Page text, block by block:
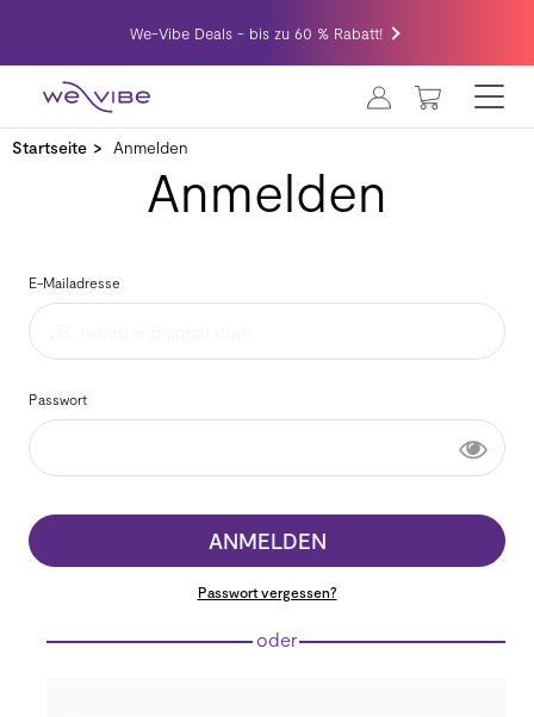
We-Vibe Deals - bis zu 60 % Rabatt!
MEIN
Startseite Anmelden
Anmelden
E-Mailadresse
Passwort
ANMELDEN
Passwort vergessen?
oder